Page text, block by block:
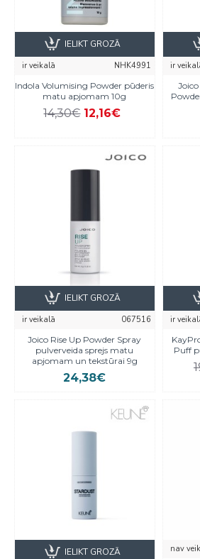
ir veikalā
NHK4991
Indola Volumising Powder pūderis
matu apjomam 10g
14,30€ 12,16€
IELIKT GROZĀ
ir
ir veikalā
067516
Joico Rise Up Powder Spray
pulverveida sprejs matu
apjomam un tekstūrai 9g
24,38€
IELIKT GROZĀ
ir
Puff
IELIKT GROZĀ nav